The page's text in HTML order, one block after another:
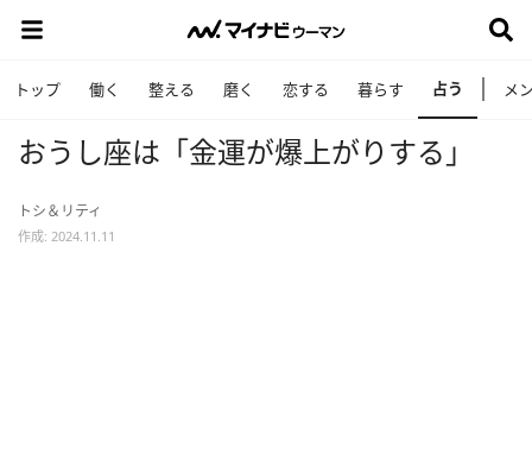
トップ 働く 整える 磨く 恋する 暮らす 占う メ
おうし座は「金運が爆上がりする」
トシ＆リティ
作成: 2024.11.11